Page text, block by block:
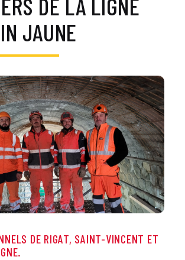
DE LA LIGNE
JAUNE
DE RIGAT, SAINT-VINCENT ET